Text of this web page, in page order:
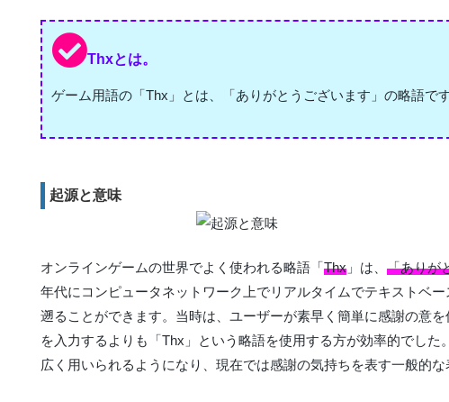
Thxとは。
ゲーム用語の「Thx」とは、「ありがとうございます」の略語です
起源と意味
オンラインゲームの世界でよく使われる略語「Thx 」は、 「ありが
年代にコンピュータネットワーク上でリアルタイムでテキストベ
遡ることができます。当時は、ユーザーが素早く簡単に感謝の意
を入力するよりも「Thx」という略語を使用する方が効率的でし
広く用いられるようになり、現在では感謝の気持ちを表す一般的な